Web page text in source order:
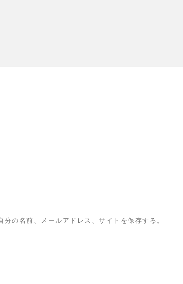
の名前、メールアドレス、サイトを保存する。